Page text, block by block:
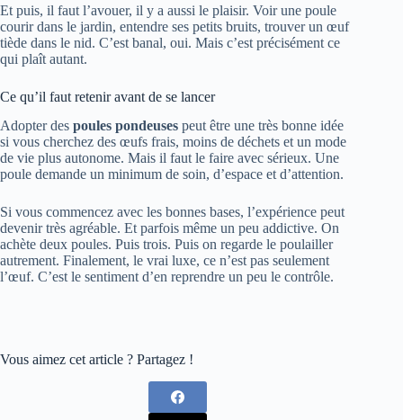
Et puis, il faut l’avouer, il y a aussi le plaisir. Voir une poule
courir dans le jardin, entendre ses petits bruits, trouver un œuf
tiède dans le nid. C’est banal, oui. Mais c’est précisément ce
qui plaît autant.
Ce qu’il faut retenir avant de se lancer
Adopter des poules pondeuses peut être une très bonne idée
si vous cherchez des œufs frais, moins de déchets et un mode
de vie plus autonome. Mais il faut le faire avec sérieux. Une
poule demande un minimum de soin, d’espace et d’attention.
Si vous commencez avec les bonnes bases, l’expérience peut
devenir très agréable. Et parfois même un peu addictive. On
achète deux poules. Puis trois. Puis on regarde le poulailler
autrement. Finalement, le vrai luxe, ce n’est pas seulement
l’œuf. C’est le sentiment d’en reprendre un peu le contrôle.
Vous aimez cet article ? Partagez !